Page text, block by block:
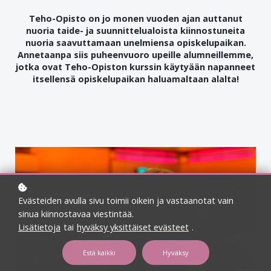
Teho-Opisto on jo monen vuoden ajan auttanut
nuoria taide- ja suunnittelualoista kiinnostuneita
nuoria saavuttamaan unelmiensa opiskelupaikan.
Annetaanpa siis puheenvuoro upeille alumneillemme,
jotka ovat Teho-Opiston kurssin käytyään napanneet
itsellensä opiskelupaikan haluamaltaan alalta!
Evästeiden avulla sivu toimii oikein ja vastaanotat vain
sinua kiinnostavaa viestintää.
Lisätietoja tai hyväksy yksittäiset evästeet .
Estä kaikki Hyväksy